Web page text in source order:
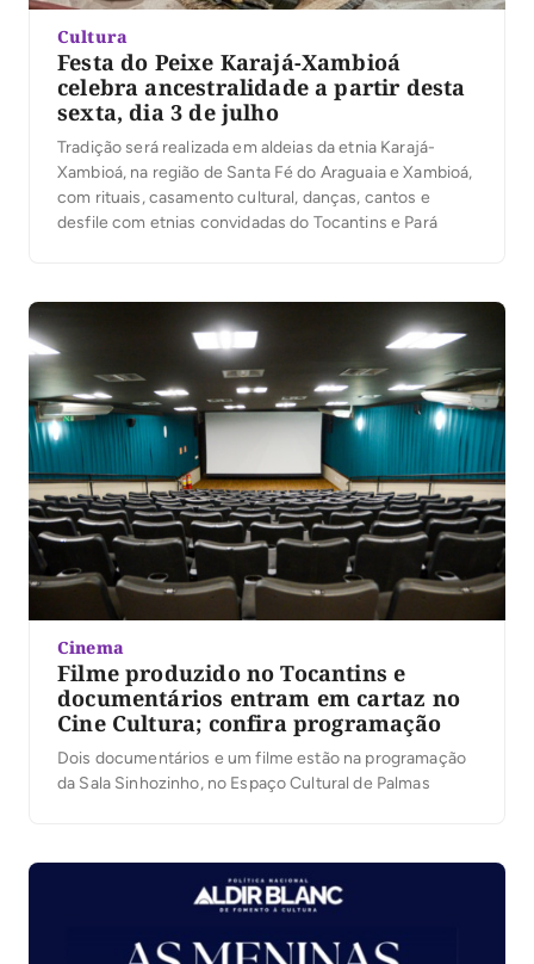
Cultura
Festa do Peixe Karajá-Xambioá
celebra ancestralidade a partir desta
sexta, dia 3 de julho
Tradição será realizada em aldeias da etnia Karajá-
Xambioá, na região de Santa Fé do Araguaia e Xambioá,
com rituais, casamento cultural, danças, cantos e
desfile com etnias convidadas do Tocantins e Pará
Cinema
Filme produzido no Tocantins e
documentários entram em cartaz no
Cine Cultura; confira programação
Dois documentários e um filme estão na programação
da Sala Sinhozinho, no Espaço Cultural de Palmas